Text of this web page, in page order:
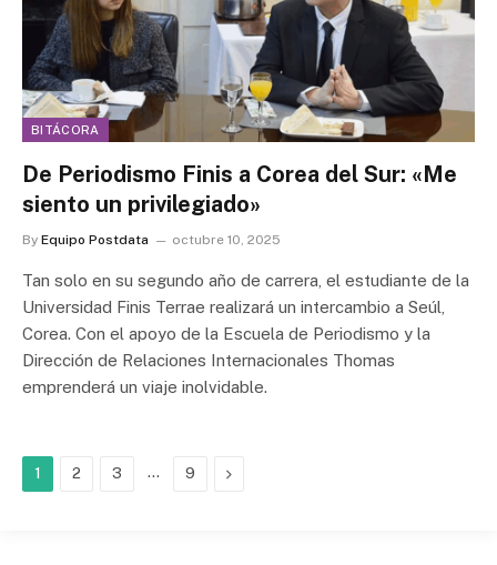
BITÁCORA
De Periodismo Finis a Corea del Sur: «Me
siento un privilegiado»
By Equipo Postdata octubre 10, 2025
Tan solo en su segundo año de carrera, el estudiante de la
Universidad Finis Terrae realizará un intercambio a Seúl,
Corea. Con el apoyo de la Escuela de Periodismo y la
Dirección de Relaciones Internacionales Thomas
emprenderá un viaje inolvidable.
1 2 3 … 9 Next